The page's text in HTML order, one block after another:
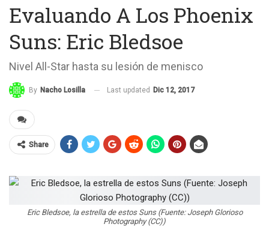
Evaluando A Los Phoenix
Suns: Eric Bledsoe
Nivel All-Star hasta su lesión de menisco
By Nacho Losilla Last updated Dic 12, 2017
Share
Eric Bledsoe, la estrella de estos Suns (Fuente: Joseph Glorioso
Photography (CC))